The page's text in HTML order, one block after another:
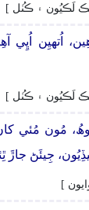
لَڪيُون ۽ ڪُٺل ]
اُتهيِن اُڀِي
لَڪيُون ۽ ڪُٺل ]
مُون مُئي کان
جِيئَڻ
]